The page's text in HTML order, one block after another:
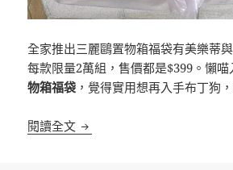
全家推出三麗鷗置物箱福袋有美樂蒂
每款限量2萬組，售價都是$399。懶
物箱福袋 ，覺得實用想再入手布丁狗
閱讀全文 [超商]全家 三麗鷗美樂蒂置